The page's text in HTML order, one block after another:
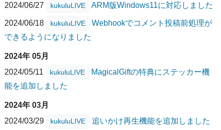
2024/06/27
kukuluLIVE ARM版Windows11に対応しました
2024/06/18 kukuluLIVE
Webhookでコメント投稿前処理が
できるようになりました
2024年 05月
2024/05/11
kukuluLIVE
MagicalGiftの特典にステッカー機
能を追加しました
2024年 03月
2024/03/29
kukuluLIVE 追いかけ再生機能を追加しました